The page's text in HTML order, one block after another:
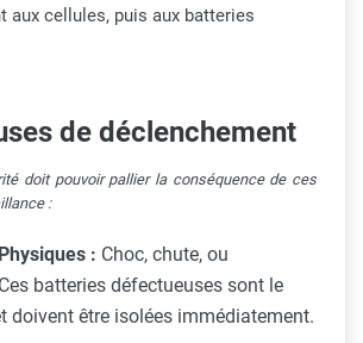
aux cellules, puis aux batteries
de déclenchement
doit pouvoir pallier la conséquence de ces
:
: Choc, chute, ou
batteries défectueuses sont le
doivent être isolées immédiatement.